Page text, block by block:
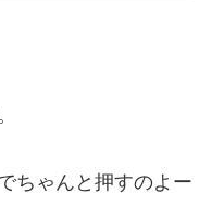
ちゃんと押すのよー